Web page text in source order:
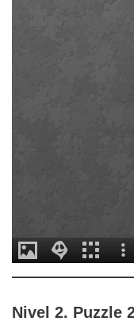
Nivel 2. Puzzle